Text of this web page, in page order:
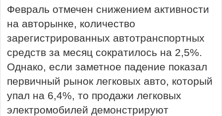
Февраль отмечен снижением активности
на авторынке, количество
зарегистрированных автотранспортных
средств за месяц сократилось на 2,5%.
Однако, если заметное падение показал
первичный рынок легковых авто, который
упал на 6,4%, то продажи легковых
электромобилей демонстрируют